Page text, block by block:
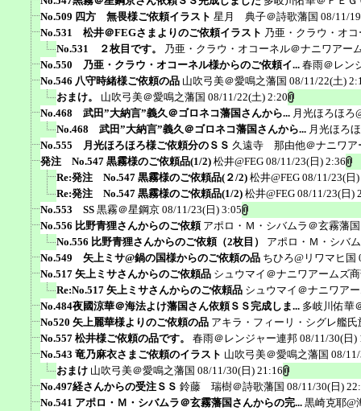
No.509 四方 無畏様ご依頼イラスト 星月 典子＠詩歌藩国 08/11/
No.531 松井＠FEGさまよりのご依頼イラスト 乃亜・クラウ・オ
No.531 ２枚目です。
乃亜・クラウ・オコーネル＠ナニワアー
No.550 乃亜・クラウ・オコーネル様からのご依頼イ... 春雨＠レン
No.546 八守時緒様ご依頼の品 山吹弓美＠愛鳴之藩国 08/11/22(土)
おまけ。
山吹弓美＠愛鳴之藩国 08/11/22(土) 2:20
No.468 武田”大納言”義久＠ゴロネコ藩国さんから... 月光ほろほろ
No.468 武田”大納言”義久＠ゴロネコ藩国さんから... 月光ほろ
No.555 月光ほろほろ様ご依頼分のＳＳ 久遠寺 那由他＠ナニワア
発注 No.547 黒霧様のご依頼品(1/2) 松井@FEG 08/11/23(日) 2:36
Re:発注 No.547 黒霧様のご依頼品(２/2) 松井@FEG 08/11/23(日
Re:発注 No.547 黒霧様のご依頼品(1/2) 松井@FEG 08/11/23(日)
No.553 SS 黒霧＠星鋼京 08/11/23(日) 3:05
No.556 比野青狸さんからのご依頼 アポロ・Ｍ・シバムラ＠玄霧藩国
No.556 比野青狸さんからのご依頼（2枚目）
アポロ・Ｍ・シバ
No.549 矢上ミサ@鍋の国様からのご依頼の品 ちひろ@リワマヒ国
No.517 矢上ミサさんからのご依頼品 シュウマイ＠ナニワアームズ
Re:No.517 矢上ミサさんからのご依頼品 シュウマイ＠ナニワア
No.484夜國涼華＠海法よけ藩国さん依頼ＳＳ完成しま... 多岐川佑華
No520 矢上麗華様よりのご依頼の品 アキラ・フィーリ・シグレ艦氏
No.557 松井様ご依頼の品です。
春雨＠レンジャー連邦 08/11/30(日)
No.543 竜乃麻衣さまご依頼のイラスト 山吹弓美＠愛鳴之藩国 08/
おまけ 山吹弓美＠愛鳴之藩国 08/11/30(日) 21:16
No.497経さんからの受注ＳＳ 鈴藤 瑞樹＠詩歌藩国 08/11/30(日)
No.541 アポロ・Ｍ・シバムラ＠玄霧藩国さんからの完... 黒崎克耶@